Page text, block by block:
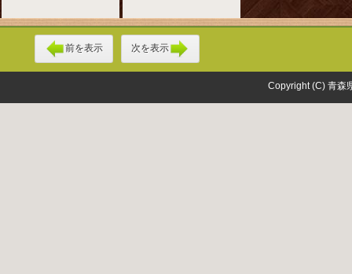
前を表示 次を表示
Copyright (C) 青森